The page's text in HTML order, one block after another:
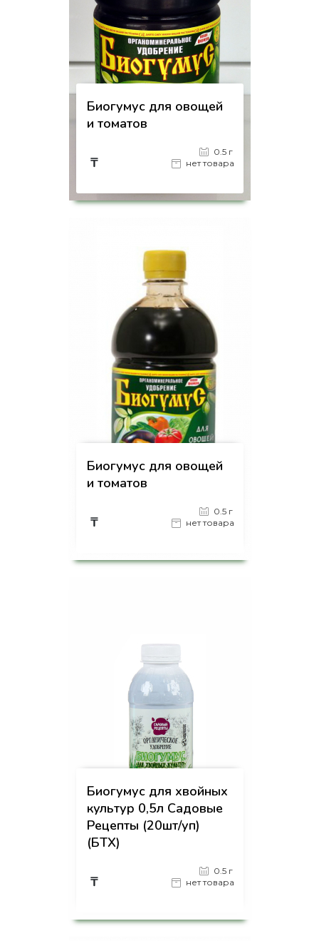
Биогумус для овощей
и томатов
₸
0.5 г
нет товара
Биогумус для овощей
и томатов
₸
0.5 г
нет товара
Биогумус для хвойных
культур 0,5л Садовые
Рецепты (20шт/уп)
(БТХ)
₸
0.5 г
нет товара